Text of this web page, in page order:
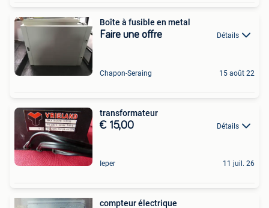
Boîte à fusible en metal
Faire une offre Détails
Chapon-Seraing 15 août 22
transformateur
€ 15,00 Détails
Ieper 11 juil. 26
compteur électrique